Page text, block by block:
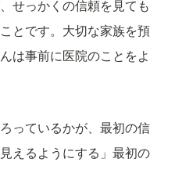
せっかくの信頼を見ても
とです。大切な家族を預
は事前に医院のことをよ
っているかが、最初の信
えるようにする」最初の